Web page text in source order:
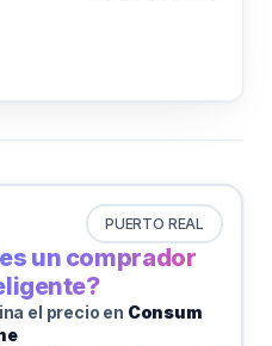
PUERTO REAL
un comprador
el precio en Consum